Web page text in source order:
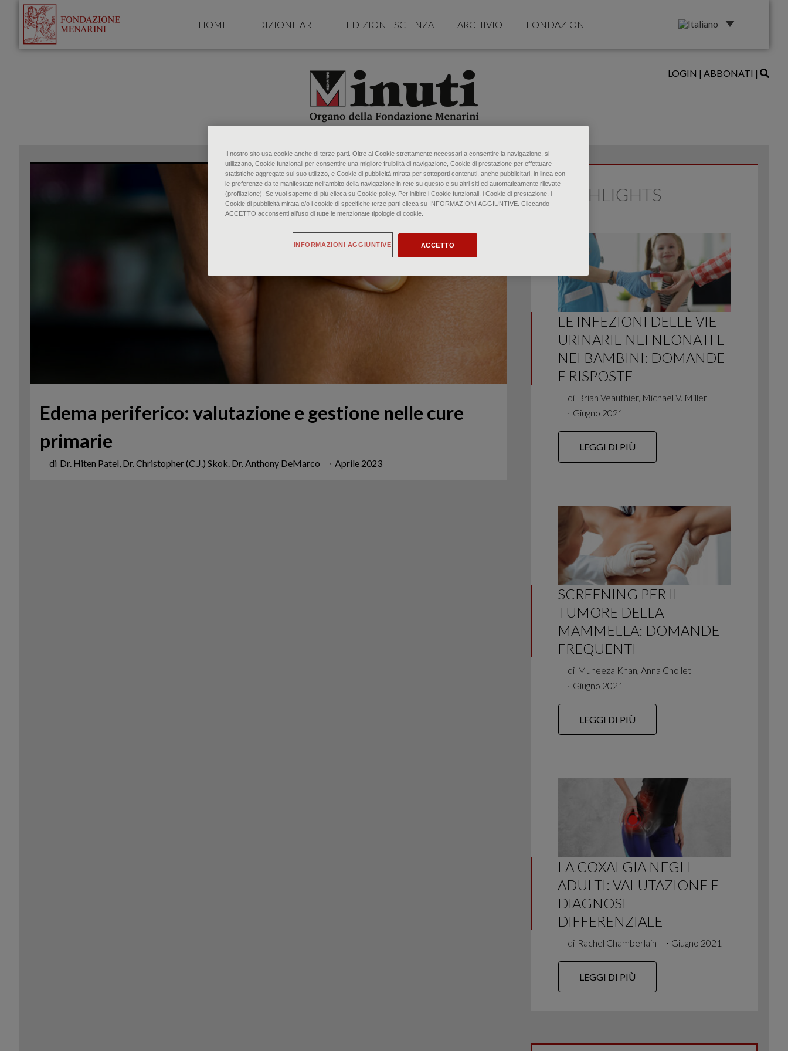
HOME EDIZIONE ARTE EDIZIONE SCIENZA ARCHIVIO FONDAZIONE
LOGIN | ABBONATI |
Edema periferico: valutazione e gestione nelle cure
primarie
di Dr. Hiten Patel, Dr. Christopher (C.J.) Skok. Dr. Anthony DeMarco ∙ Aprile 2023
HIGHLIGHTS
LE INFEZIONI DELLE VIE
URINARIE NEI NEONATI E
NEI BAMBINI: DOMANDE
E RISPOSTE
di Brian Veauthier, Michael V. Miller
∙ Giugno 2021
LEGGI DI PIÙ
SCREENING PER IL
TUMORE DELLA
MAMMELLA: DOMANDE
FREQUENTI
di Muneeza Khan, Anna Chollet
∙ Giugno 2021
LEGGI DI PIÙ
LA COXALGIA NEGLI
ADULTI: VALUTAZIONE E
DIAGNOSI
DIFFERENZIALE
di Rachel Chamberlain ∙ Giugno 2021
LEGGI DI PIÙ
Il nostro sito usa cookie anche di terze parti. Oltre ai Cookie strettamente necessari a consentire la navigazione, si
utilizzano, Cookie funzionali per consentire una migliore fruibilità di navigazione, Cookie di prestazione per effettuare
statistiche aggregate sul suo utilizzo, e Cookie di pubblicità mirata per sottoporti contenuti, anche pubblicitari, in linea con
le preferenze da te manifestate nell‘ambito della navigazione in rete su questo e su altri siti ed automaticamente rilevate
(profilazione). Se vuoi saperne di più clicca su Cookie policy. Per inibire i Cookie funzionali, i Cookie di prestazione, i
Cookie di pubblicità mirata e/o i cookie di specifiche terze parti clicca su INFORMAZIONI AGGIUNTIVE. Cliccando
ACCETTO acconsenti all’uso di tutte le menzionate tipologie di cookie.
ACCETTO
INFORMAZIONI AGGIUNTIVE